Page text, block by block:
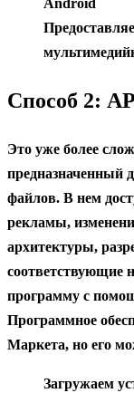
Android
Способ 2:
Это уже более
предназначенный
файлов. В нем
рекламы,
архитектуры,
соответствующие
программу с
Программное
Маркета, но его
Загружаем